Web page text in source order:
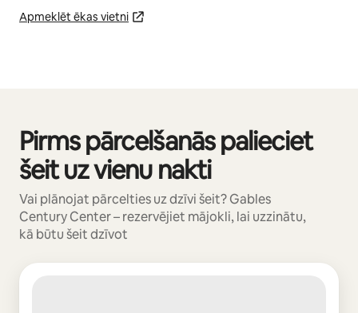
Apmeklēt ēkas vietni
Pirms pārcelšanās palieciet
šeit uz vienu nakti
Vai plānojat pārcelties uz dzīvi šeit? Gables
Century Center – rezervējiet mājokli, lai uzzinātu,
kā būtu šeit dzīvot
Rāda: 0 no 0